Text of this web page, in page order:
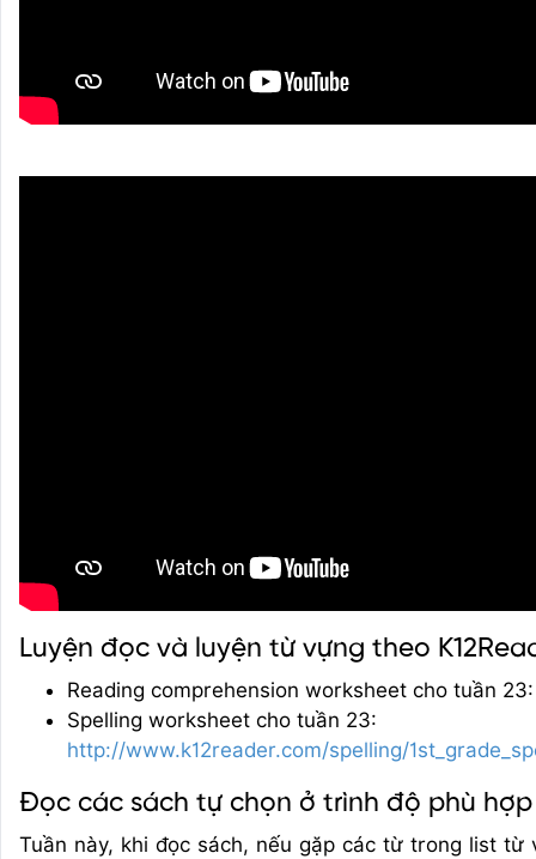
Luyện đọc và luyện từ vựng theo
Reading comprehension worksheet cho tuần
Spelling worksheet cho tuần 23:
http://www.k12reader.com/spelling/
Đọc các sách tự chọn ở trình độ phù hợp
Tuần này, khi đọc sách, nếu gặp các từ trong list từ